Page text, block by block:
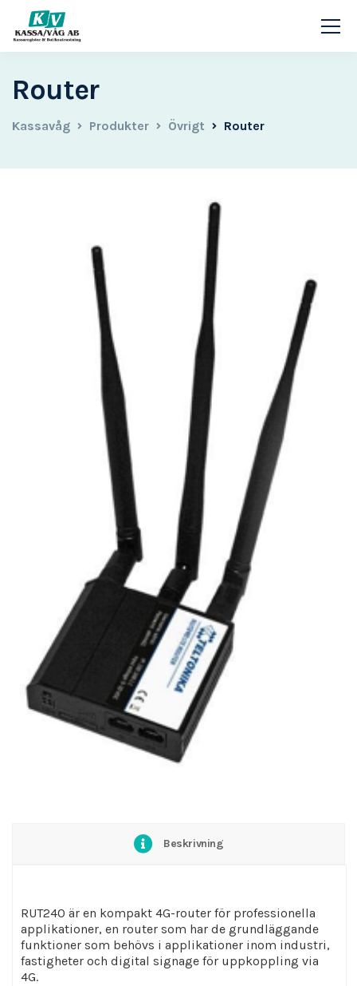
Router
Kassavåg Produkter Övrigt Router
Beskrivning
RUT240 är en kompakt 4G-router för professionella
applikationer, en router som har de grundläggande
funktioner som behövs i applikationer inom industri,
fastigheter och digital signage för uppkoppling via
4G.